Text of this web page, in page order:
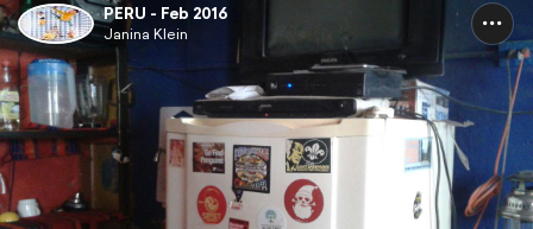
PERU - Feb 2016
Janina Klein